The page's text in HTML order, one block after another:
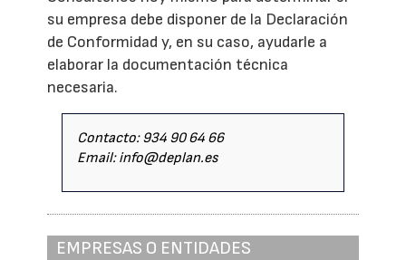
su empresa debe disponer de la Declaración
de Conformidad y, en su caso, ayudarle a
elaborar la documentación técnica
necesaria.
Contacto: 934 90 64 66
Email: info@deplan.es
EMPRESAS O ENTIDADES